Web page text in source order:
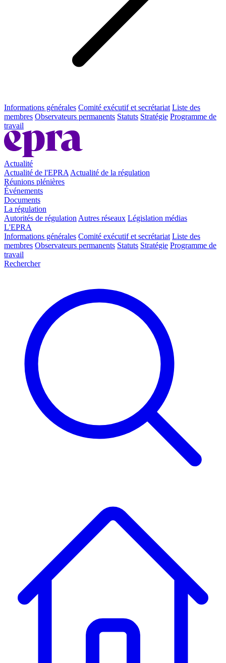
Informations générales Comité exécutif et secrétariat Liste des
membres Observateurs permanents Statuts Stratégie Programme de
travail
Actualité
Actualité de l'EPRA Actualité de la régulation
Réunions plénières
Événements
Documents
La régulation
Autorités de régulation Autres réseaux Législation médias
L'EPRA
Informations générales Comité exécutif et secrétariat Liste des
membres Observateurs permanents Statuts Stratégie Programme de
travail
Rechercher